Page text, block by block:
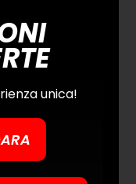
unica!